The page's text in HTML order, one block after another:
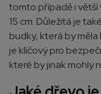
tomto případě i větší
15 cm. Důležitá je
budky, která by
je klíčový pro
které by jinak mohly